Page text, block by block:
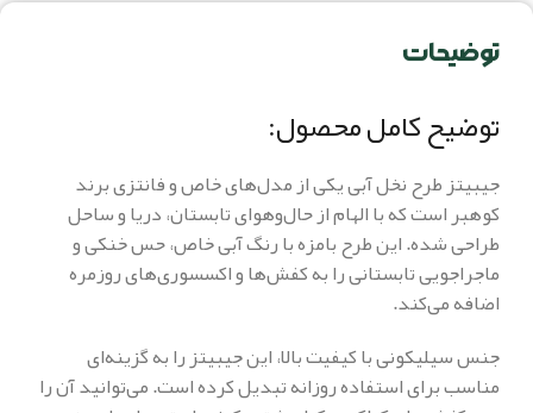
توضیحات
توضیح کامل محصول:
جیبیتز طرح نخل آبی یکی از مدل‌های خاص و فانتزی برند
کوهبر است که با الهام از حال‌وهوای تابستان، دریا و ساحل
طراحی شده. این طرح بامزه با رنگ آبی خاص، حس خنکی و
ماجراجویی تابستانی را به کفش‌ها و اکسسوری‌های روزمره
اضافه می‌کند.
جنس سیلیکونی با کیفیت بالا، این جیبیتز را به گزینه‌ای
مناسب برای استفاده روزانه تبدیل کرده است. می‌توانید آن را